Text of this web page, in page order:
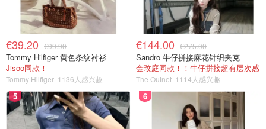
€39.20 €99.90
Tommy Hilfiger 黄色条纹衬衫
Jisoo同款！
Tommy Hilfiger 1136人感兴趣
€144.00 €275.00
Sandro 牛仔拼接麻花针织夹克
金玟庭同款！！牛仔拼接超有层次感
The Outnet 1114人感兴趣
5 6